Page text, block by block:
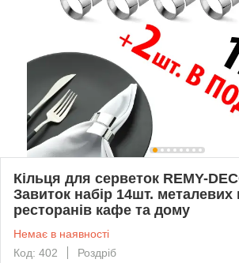
Кільця для серветок REMY-
Завиток набір 14шт. металевих
ресторанів кафе та дому
Немає в наявності
Код: 402
Роздріб